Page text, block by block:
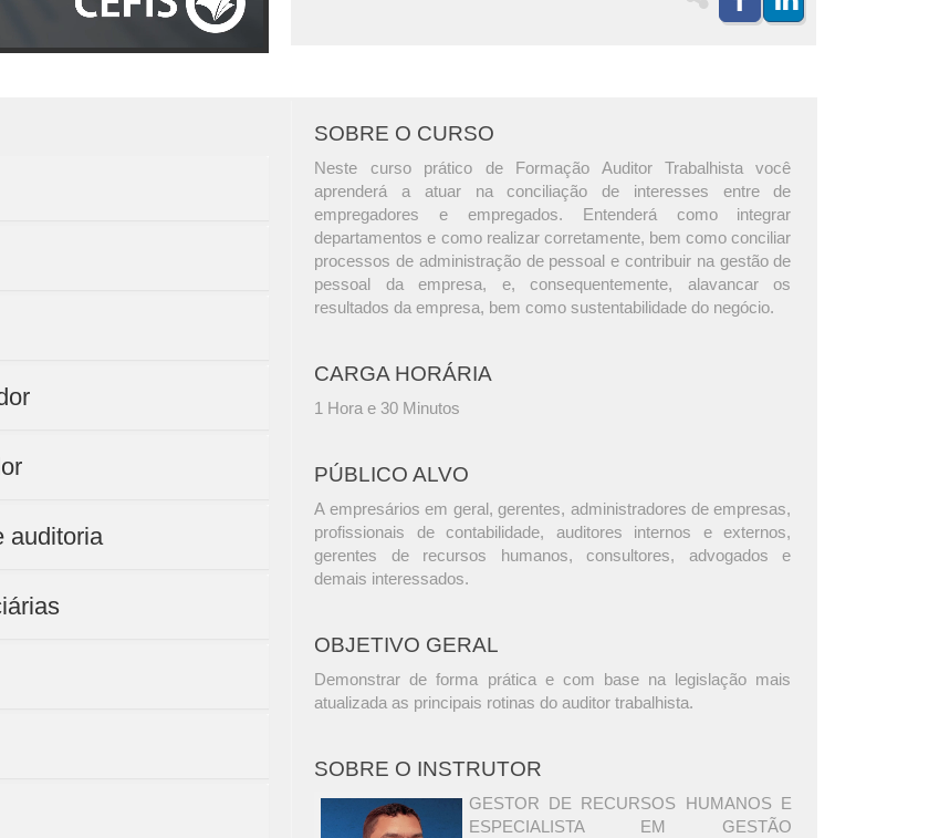
auditoria
SOBRE O CURSO
Neste curso prático de Formação Auditor Trabalhista você
aprenderá a atuar na conciliação de interesses entre de
empregadores e empregados. Entenderá como integrar
departamentos e como realizar corretamente, bem como conciliar
processos de administração de pessoal e contribuir na gestão de
pessoal da empresa, e, consequentemente, alavancar os
resultados da empresa, bem como sustentabilidade do negócio.
CARGA HORÁRIA
1 Hora e 30 Minutos
PÚBLICO ALVO
A empresários em geral, gerentes, administradores de empresas,
profissionais de contabilidade, auditores internos e externos,
gerentes de recursos humanos, consultores, advogados e
demais interessados.
OBJETIVO GERAL
Demonstrar de forma prática e com base na legislação mais
atualizada as principais rotinas do auditor trabalhista.
SOBRE O INSTRUTOR
GESTOR DE RECURSOS HUMANOS E
ESPECIALISTA EM GESTÃO